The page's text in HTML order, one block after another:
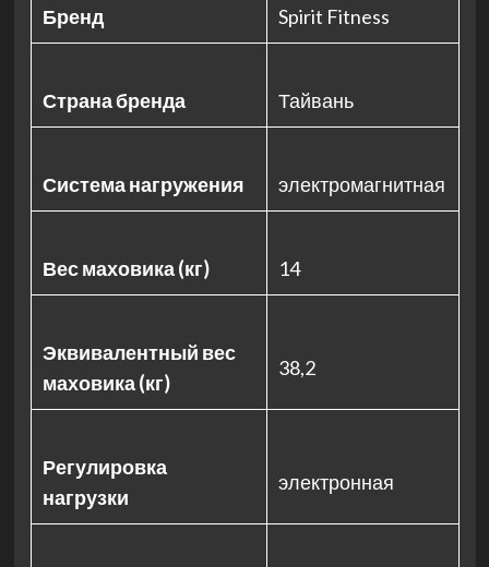
Бренд Spirit Fitness
Страна бренда Тайвань
Система нагружения электромагнитная
Вес маховика (кг) 14
Эквивалентный вес
маховика (кг)
38,2
Регулировка
нагрузки
электронная